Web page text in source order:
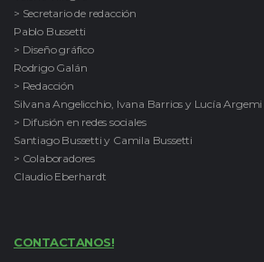
> Secretario de redacción
Pablo Bussetti
> Diseño gráfico
Rodrigo Galán
> Redacción
Silvana Angelicchio, Ivana Barrios y Lucía Argemi
> Difusión en redes sociales
Santiago Bussetti y Camila Bussetti
> Colaboradores
Claudio Eberhardt
CONTACTANOS!